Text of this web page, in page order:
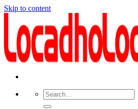
Skip to content